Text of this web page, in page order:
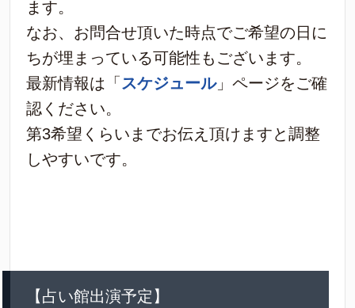
ます。
なお、お問合せ頂いた時点でご希望の日に
ちが埋まっている可能性もございます。
最新情報は「 スケジュール」ページをご確
認ください。
第3希望くらいまでお伝え頂けますと調整
しやすいです。
【占い館出演予定】